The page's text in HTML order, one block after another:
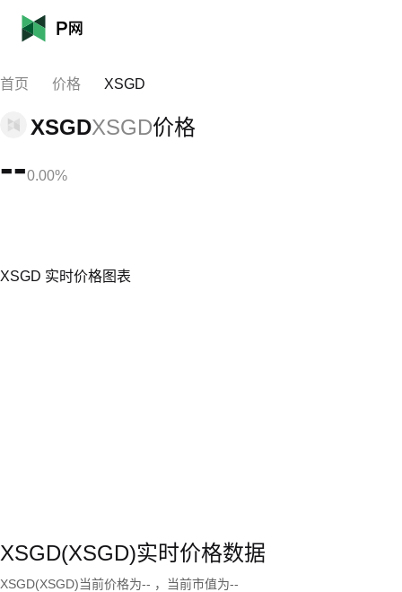
首页 价格 XSGD
XSGDXSGD价格
--0.00%
XSGD 实时价格图表
XSGD(XSGD)实时价格数据
XSGD(XSGD)当前价格为-- ，当前市值为--